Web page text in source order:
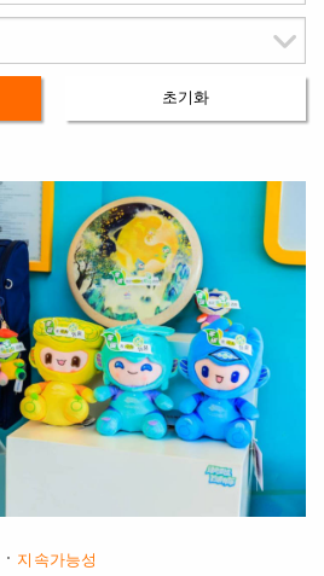
초기화
· 지속가능성